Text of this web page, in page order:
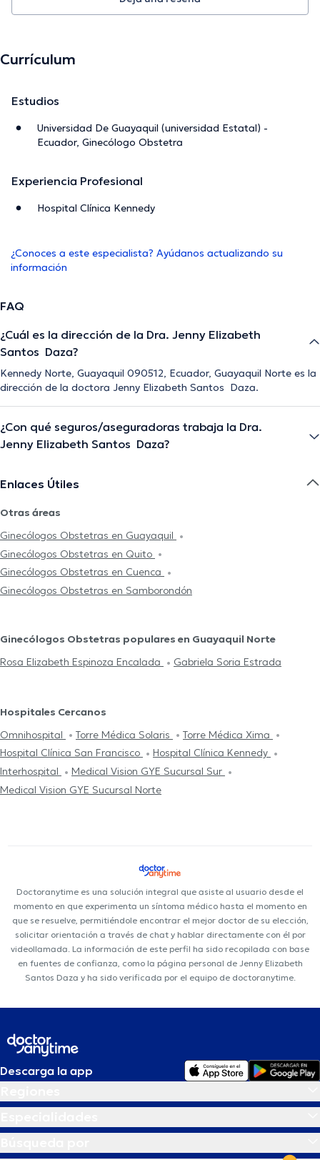
Currículum
Estudios
Universidad De Guayaquil (universidad Estatal) -
Ecuador, Ginecólogo Obstetra
Experiencia Profesional
Hospital Clínica Kennedy
¿Conoces a este especialista? Ayúdanos actualizando su
información
FAQ
¿Cuál es la dirección de la Dra. Jenny Elizabeth
Santos Daza?
Kennedy Norte, Guayaquil 090512, Ecuador, Guayaquil Norte es la
dirección de la doctora Jenny Elizabeth Santos Daza.
¿Con qué seguros/aseguradoras trabaja la Dra.
Jenny Elizabeth Santos Daza?
Enlaces Útiles
Otras áreas
Ginecólogos Obstetras en Guayaquil
Ginecólogos Obstetras en Quito
Ginecólogos Obstetras en Cuenca
Ginecólogos Obstetras en Samborondón
Ginecólogos Obstetras populares en Guayaquil Norte
Rosa Elizabeth Espinoza Encalada
Gabriela Soria Estrada
Hospitales Cercanos
Omnihospital
Torre Médica Solaris
Torre Médica Xima
Hospital Clínica San Francisco
Hospital Clínica Kennedy
Interhospital
Medical Vision GYE Sucursal Sur
Medical Vision GYE Sucursal Norte
Doctoranytime es una solución integral que asiste al usuario desde el
momento en que experimenta un síntoma médico hasta el momento en
que se resuelve, permitiéndole encontrar el mejor doctor de su elección,
solicitar orientación a través de chat y hablar directamente con él por
videollamada. La información de este perfil ha sido recopilada con base
en fuentes de confianza, como la página personal de Jenny Elizabeth
Santos Daza y ha sido verificada por el equipo de doctoranytime.
Descarga la app